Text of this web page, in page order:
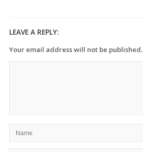
LEAVE A REPLY:
Your email address will not be published.